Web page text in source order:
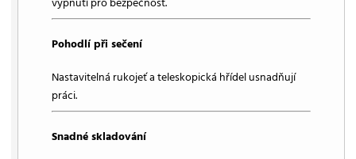
Pohodlí při sečení
Nastavitelná rukojeť a teleskopická hřídel usnadňují
práci.
Snadné skladování